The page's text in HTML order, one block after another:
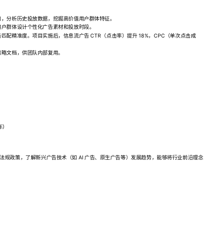
分析历史投放数据，挖掘高价值用户群体特征。
群体设计个性化广告素材和投放时段。
配精准度。项目实施后，信息流广告 CTR（点击率）提升 18%，CPC（单次点击成
文档，供团队内部复用。
规政策，了解新兴广告技术（如 AI 广告、原生广告等）发展趋势，能够将行业前沿理念